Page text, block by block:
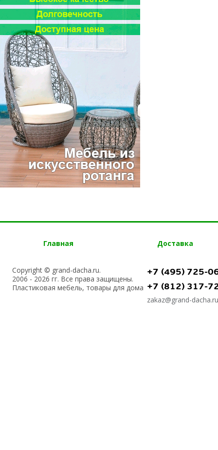
Главная Доставка
Copyright © grand-dacha.ru.
2006 - 2026 гг. Все права защищены.
Пластиковая мебель, товары для дома
+7 (495) 725-
+7 (812) 317-
zakaz@grand-dacha.ru